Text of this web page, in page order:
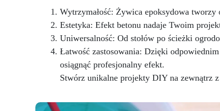
Wytrzymałość: Żywica epoksydowa
Estetyka: Efekt betonu nadaje Twoim
Uniwersalność: Od stołów po ścieżki
Łatwość zastosowania: Dzięki
osiągnąć profesjonalny efekt.
Stwórz unikalne projekty DIY na zewnątrz